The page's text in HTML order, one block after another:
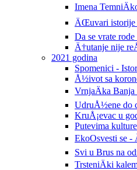
Imena
ÄŒuvari istorije
Da se vrate
Ä†utanje nije
2021 godina
Spomenici -
Å½ivot sa
VrnjaÄka
UdruÅ½ene do
KruÅ¡evac u
Putevima
EkoOsvesti se -
Svi u Brus na
TrsteniÄki